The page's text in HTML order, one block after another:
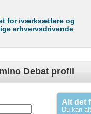
for iværksættere og
erhvervsdrivende
Debat profil
Alt det
Du kan